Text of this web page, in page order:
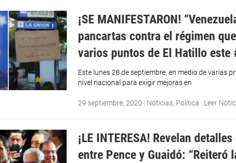
¡SE MANIFESTARON!
pancartas contra el régimen
varios puntos de El Hatillo este
Este lunes 28 de septiembre, en medio de varias
nivel nacional para exigir mejoras en
29 septiembre, 2020 | Noticias, Política | Leer
¡LE INTERESA! Revelan
entre Pence y Guaidó: “Reiteró